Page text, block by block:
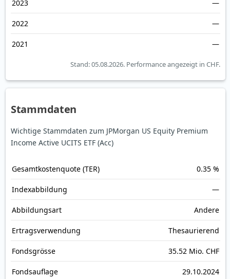
2023 —
2022 —
2021 —
Stand: 05.08.2026. Performance angezeigt in CHF.
Stammdaten
Wichtige Stammdaten zum JPMorgan US Equity Premium
Income Active UCITS ETF (Acc)
Gesamt­kosten­quote (TER) 0.35 %
Index­abbildung —
Abbildungs­art Andere
Ertrags­verwendung Thesaurierend
Fonds­grösse 35.52 Mio. CHF
Fonds­auflage 29.10.2024